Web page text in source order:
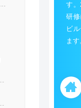
す
研
ビ
ま